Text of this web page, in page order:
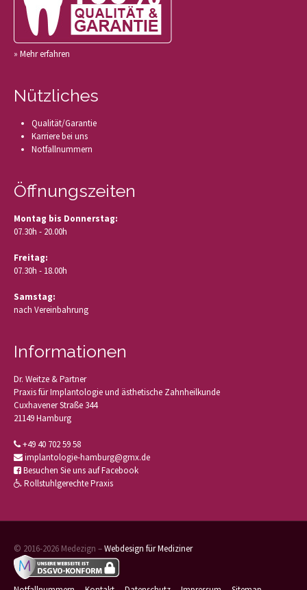
» Mehr erfahren
Nützliches
Qualität/Garantie
Karriere bei uns
Notfallnummern
Öffnungszeiten
Montag bis Donnerstag:
07.30h - 20.00h
Freitag:
07.30h - 18.00h
Samstag:
nach Vereinbahrung
Informationen
Dr. Weitze & Partner
Praxis für Implantologie und ästhetische Zahnheilkunde
Cuxhavener Straße 344
21149 Hamburg
+49 40 702 59 58
implantologie-hamburg@gmx.de
Besuchen Sie uns auf Facebook
Rollstuhlgerechte Praxis
© 2016-2026 Medezign –Webdesign für Mediziner